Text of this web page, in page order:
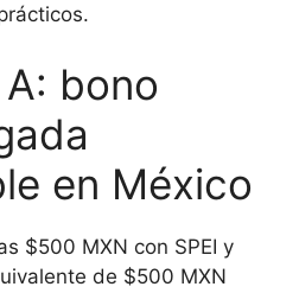
bono
en México
$500 MXN con SPEI y
de $500 MXN